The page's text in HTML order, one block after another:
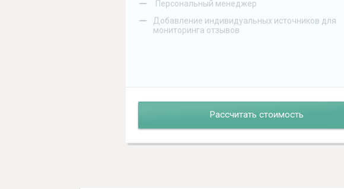
– Персональный менеджер
–
Добавление индивидуальных источников для
мониторинга отзывов
Рассчитать стоимость